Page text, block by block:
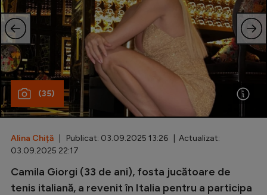
Cupa României
Echipa Națională
U21
Fotbal feminin
Special
Diverse
Inedit
(35)
Alina Chiță | Publicat: 03.09.2025 13:26 | Actualizat:
03.09.2025 22:17
Camila Giorgi (33 de ani), fosta jucătoare de
tenis italiană, a revenit în Italia pentru a participa